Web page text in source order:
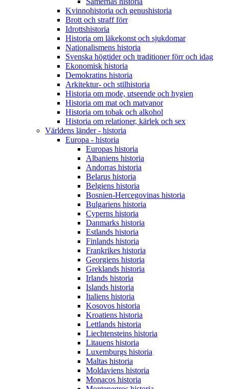
Kvinnohistoria och genushistoria
Brott och straff förr
Idrottshistoria
Historia om läkekonst och sjukdomar
Nationalismens historia
Svenska högtider och traditioner förr och idag
Ekonomisk historia
Demokratins historia
Arkitektur- och stilhistoria
Historia om mode, utseende och hygien
Historia om mat och matvanor
Historia om tobak och alkohol
Historia om relationer, kärlek och sex
Världens länder - historia
Europa - historia
Europas historia
Albaniens historia
Andorras historia
Belarus historia
Belgiens historia
Bosnien-Hercegovinas historia
Bulgariens historia
Cyperns historia
Danmarks historia
Estlands historia
Finlands historia
Frankrikes historia
Georgiens historia
Greklands historia
Irlands historia
Islands historia
Italiens historia
Kosovos historia
Kroatiens historia
Lettlands historia
Liechtensteins historia
Litauens historia
Luxemburgs historia
Maltas historia
Moldaviens historia
Monacos historia